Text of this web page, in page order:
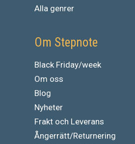
Alla genrer
Om Stepnote
Black Friday/week
Om oss
Blog
Nyheter
Frakt och Leverans
Ångerrätt/Returnering